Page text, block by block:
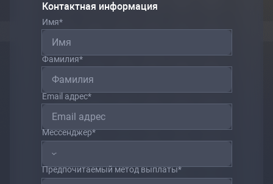
Контактная информация
Имя*
Фамилия*
Email адрес*
Мессенджер*
Предпочитаемый метод выплаты*